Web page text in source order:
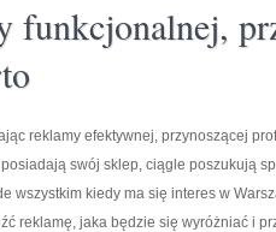
funkcjonalnej,
reklamy efektywnej, przynoszącej
posiadają swój sklep, ciągle poszukują
wszystkim kiedy ma się interes w
reklamę, jaka będzie się wyróżniać i